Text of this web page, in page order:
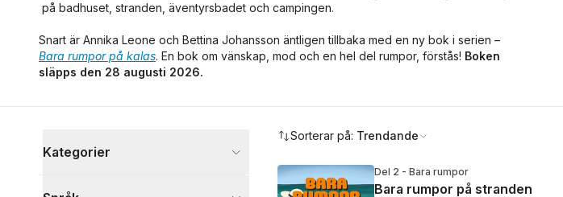
på badhuset, stranden, äventyrsbadet och campingen.
Snart är Annika Leone och Bettina Johansson äntligen tillbaka med en ny bok i serien –
Bara rumpor på kalas. En bok om vänskap, mod och en hel del rumpor, förstås! Boken
släpps den 28 augusti 2026.
Kategorier
Sorterar på: Trendande
Del 2 - Bara rumpor
Bara rumpor på stranden